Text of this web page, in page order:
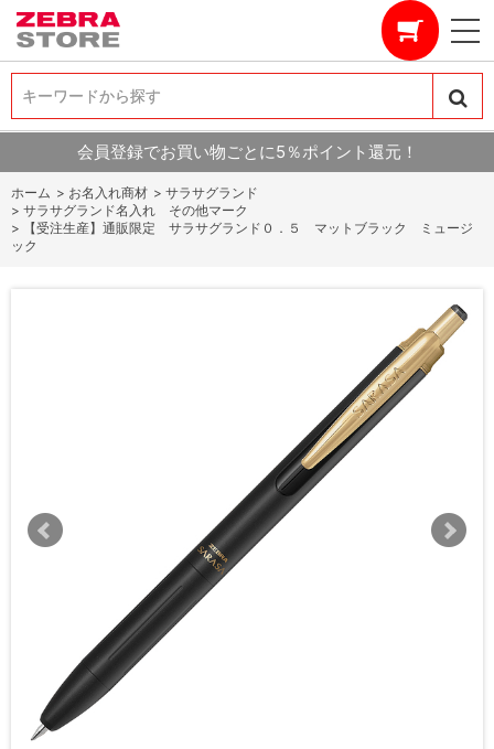
キーワードから探す
キーワードから探す
会員登録でお買い物ごとに5％ポイント還元！
ホーム > お名入れ商材 > サラサグランド
> サラサグランド名入れ その他マーク
>
【受注生産】通販限定 サラサグランド０．５ マットブラック ミュージ
ック